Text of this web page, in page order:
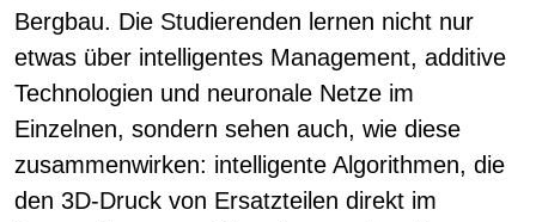
Bergbau. Die Studierenden lernen nicht nur
etwas über intelligentes Management, additive
Technologien und neuronale Netze im
Einzelnen, sondern sehen auch, wie diese
zusammenwirken: intelligente Algorithmen, die
den 3D-Druck von Ersatzteilen direkt im